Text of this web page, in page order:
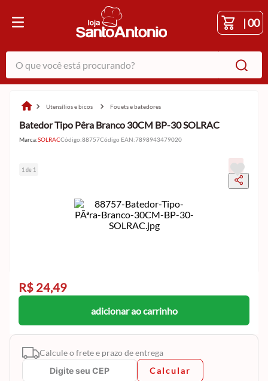
|00
O que você está procurando?
utensílios e bicos fouets e batedores
Batedor Tipo Pêra Branco 30CM BP-30 SOLRAC
Marca:SOLRACCódigo:88757Código EAN:7898943479020
1 de 1
R$ 24,49
adicionar ao carrinho
Calcule o frete e prazo de entrega
Calcular